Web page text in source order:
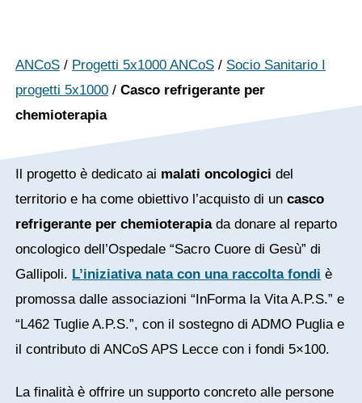
ANCoS/ Progetti 5x1000 ANCoS/ Socio Sanitario I
progetti 5x1000/ Casco refrigerante per
chemioterapia
Il progetto è dedicato ai malati oncologici del
territorio e ha come obiettivo l’acquisto di un casco
refrigerante per chemioterapiada donare al reparto
oncologico dell’Ospedale “Sacro Cuore di Gesù” di
Gallipoli. L’iniziativa nata con una raccolta fondi è
promossa dalle associazioni “InForma la Vita A.P.S.” e
“L462 Tuglie A.P.S.”, con il sostegno di ADMO Puglia e
il contributo di ANCoS APS Lecce con i fondi 5×100.
La finalità è offrire un supporto concreto alle persone